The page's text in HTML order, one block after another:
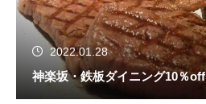
2022.01.28
神楽坂・鉄板ダイニング10％off